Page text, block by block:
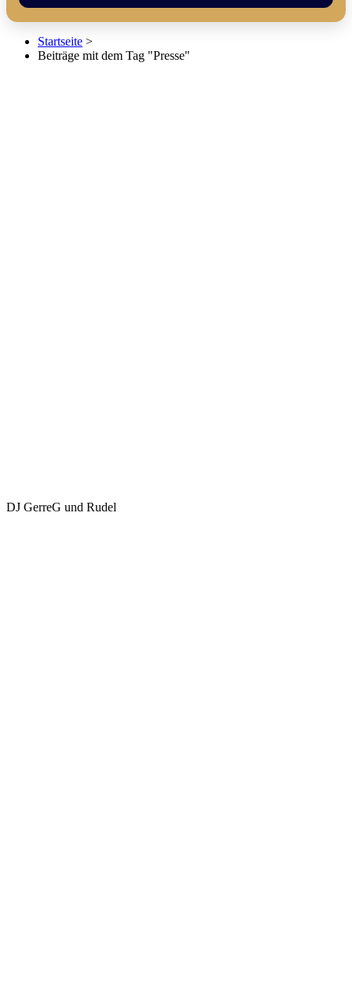
Startseite >
Beiträge mit dem Tag "Presse"
DJ GerreG und Rudel